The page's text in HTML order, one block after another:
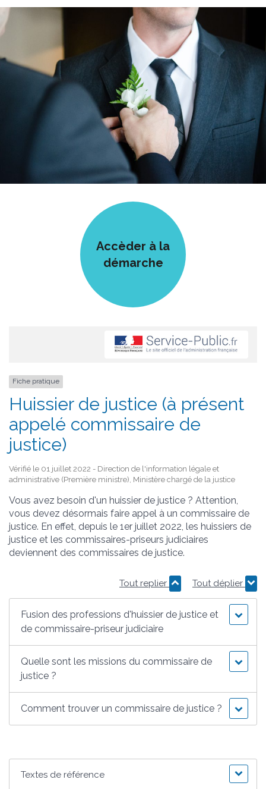
Accèder à la
démarche
Fiche pratique
Huissier de justice (à présent
appelé commissaire de
justice)
Vérifié le 01 juillet 2022 - Direction de l'information légale et
administrative (Première ministre), Ministère chargé de la justice
Vous avez besoin d'un huissier de justice ? Attention,
vous devez désormais faire appel à un commissaire de
justice. En effet, depuis le 1 er juillet 2022, les huissiers de
justice et les commissaires-priseurs judiciaires
deviennent des commissaires de justice.
Tout replier Tout déplier
Fusion des professions d'huissier de justice et
de commissaire-priseur judiciaire
Quelle sont les missions du commissaire de
justice ?
Comment trouver un commissaire de justice ?
Textes de référence